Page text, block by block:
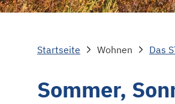
Startseite Wohnen Das
Sommer,